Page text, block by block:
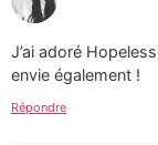
J’ai adoré
envie également !
Répondre